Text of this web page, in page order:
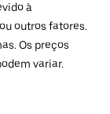
à
outros fatores.
Os preços
variar.